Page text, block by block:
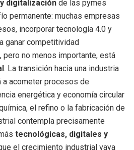
digitalización de las pymes
permanente: muchas empresas
incorporar tecnología 4.0 y
ganar competitividad
pero no menos importante, está
. La transición hacia una industria
a acometer procesos de
energética y economía circular
el refino o la fabricación de
contempla precisamente
tecnológicas, digitales y
el crecimiento industrial vaya